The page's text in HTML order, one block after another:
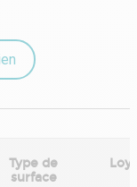
Type de
surface